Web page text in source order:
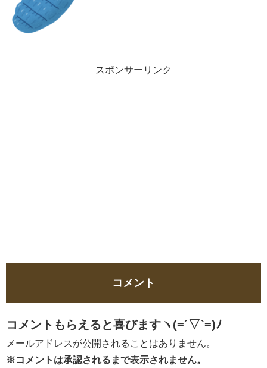
スポンサーリンク
コメント
コメントもらえると喜びますヽ(=´▽`=)ﾉ
メールアドレスが公開されることはありません。
※コメントは承認されるまで表示されません。